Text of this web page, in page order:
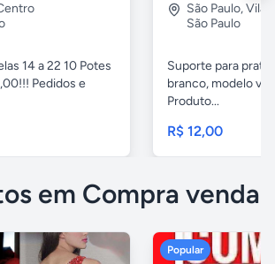
14 a 22 10 Potes
Pedidos e
São Paulo,Vila
São Paulo
Suporte para
branco, modelo
Produto...
R$ 12,00
em Compra venda
Popular